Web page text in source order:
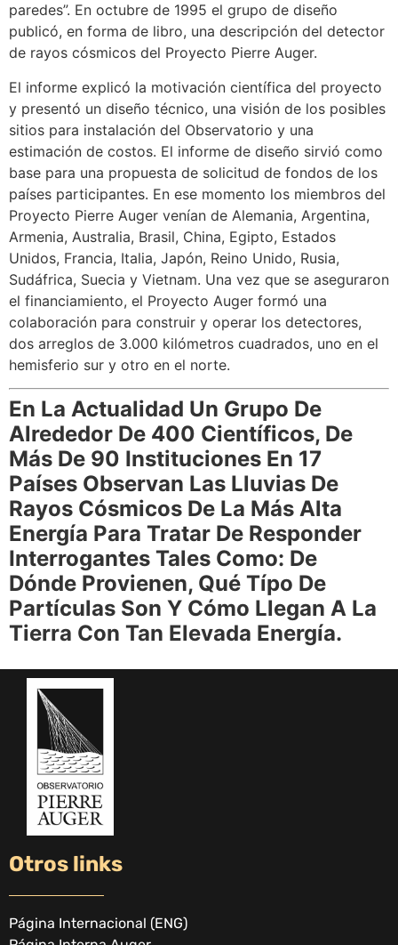
paredes”. En octubre de 1995 el grupo de diseño
publicó, en forma de libro, una descripción del detector
de rayos cósmicos del Proyecto Pierre Auger.
El informe explicó la motivación científica del proyecto
y presentó un diseño técnico, una visión de los posibles
sitios para instalación del Observatorio y una
estimación de costos. El informe de diseño sirvió como
base para una propuesta de solicitud de fondos de los
países participantes. En ese momento los miembros del
Proyecto Pierre Auger venían de Alemania, Argentina,
Armenia, Australia, Brasil, China, Egipto, Estados
Unidos, Francia, Italia, Japón, Reino Unido, Rusia,
Sudáfrica, Suecia y Vietnam. Una vez que se aseguraron
el financiamiento, el Proyecto Auger formó una
colaboración para construir y operar los detectores,
dos arreglos de 3.000 kilómetros cuadrados, uno en el
hemisferio sur y otro en el norte.
En La Actualidad Un Grupo De
Alrededor De 400 Científicos, De
Más De 90 Instituciones En 17
Países Observan Las Lluvias De
Rayos Cósmicos De La Más Alta
Energía Para Tratar De Responder
Interrogantes Tales Como: De
Dónde Provienen, Qué Típo De
Partículas Son Y Cómo Llegan A La
Tierra Con Tan Elevada Energía.
Otros links
Página Internacional (ENG)